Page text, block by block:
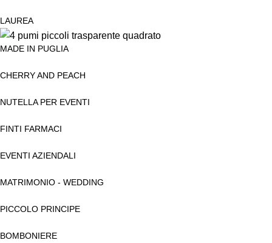
LAUREA
MADE IN PUGLIA
CHERRY AND PEACH
NUTELLA PER EVENTI
FINTI FARMACI
EVENTI AZIENDALI
MATRIMONIO - WEDDING
PICCOLO PRINCIPE
BOMBONIERE